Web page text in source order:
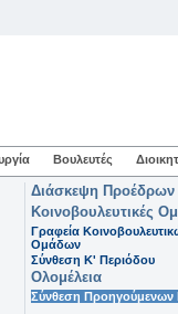
Βουλευτές
Διάσκεψη Προέδρων
Κοινοβουλευτικές
Γραφεία
Ομάδων
Σύνθεση K' Περιόδου
Ολομέλεια
Σύνθεση Προηγούμενων